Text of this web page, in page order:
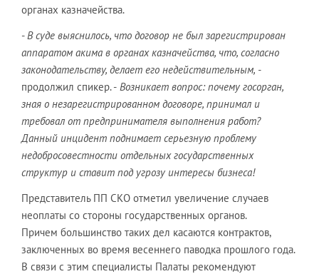
органах казначейства.
-В суде выяснилось, что договор не был зарегистрирован
аппаратом акима в органах казначейства, что, согласно
законодательству, делает его недействительным, -
продолжил спикер. - Возникает вопрос: почему госорган,
зная о незарегистрированном договоре, принимал и
требовал от предпринимателя выполнения работ?
Данный инцидент поднимает серьезную проблему
недобросовестности отдельных государственных
структур и ставит под угрозу интересы бизнеса!
Представитель ПП СКО отметил увеличение случаев
неоплаты со стороны государственных органов.
Причем большинство таких дел касаются контрактов,
заключенных во время весеннего паводка прошлого года.
В связи с этим специалисты Палаты рекомендуют